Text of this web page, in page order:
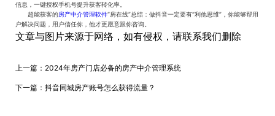
信息，一键授权手机号提升获客转化率。
超能获客的房产中介管理软件“房在线”总结：做抖音一定要有“利他思维”，你能够帮用
户解决问题，用户信任你，他才更愿意跟你咨询。
文章与图片来源于网络，如有侵权，请联系我们删除
上一篇： 2024年房产门店必备的房产中介管理系统
下一篇： 抖音同城房产账号怎么获得流量？